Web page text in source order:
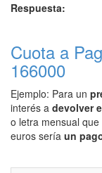
Respuesta:
Cuota a
166000
Ejemplo: Para un
interés a devolver
o letra mensual
euros sería un